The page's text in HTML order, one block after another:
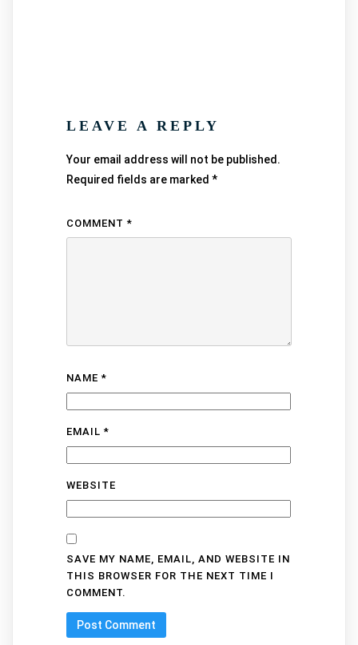
LEAVE A REPLY
Your email address will not be published.
Required fields are marked *
COMMENT *
NAME *
EMAIL *
WEBSITE
SAVE MY NAME, EMAIL, AND WEBSITE IN
THIS BROWSER FOR THE NEXT TIME I
COMMENT.